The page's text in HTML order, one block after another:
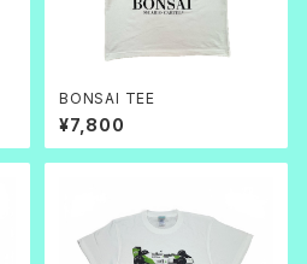
BONSAI TEE
¥7,800